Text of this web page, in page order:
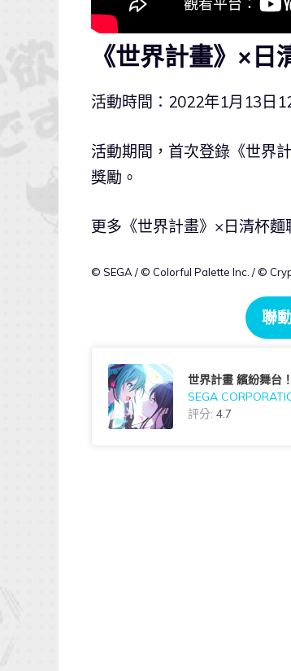
《世界計畫》×
活動時間：2022年1月13日
活動期間，首次登錄《世界
獎勵。
更多《世界計畫》×日清杯
© SEGA / © Colorful Palette Inc. / ©
聯
世界計畫 繽紛舞台
SEGA
評分: 4.7